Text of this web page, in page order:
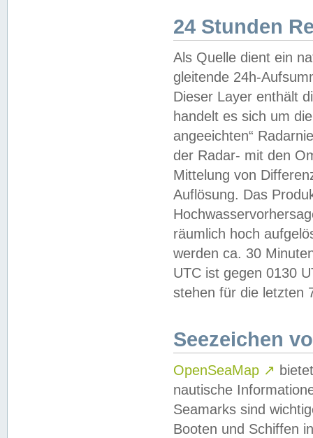
24 Stunden
Als Quelle dient ein
gleitende 24h-
Dieser Layer enthält
handelt es sich um
angeeichten“
der Radar- mit den
Mittelung von
Auflösung. Das
räumlich hoch
werden ca. 30
UTC ist gegen 0130
stehen für die letzten
Seezeichen
OpenSeaMap ↗
nautische
Seamarks sind
Booten und Schiffen